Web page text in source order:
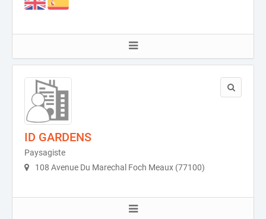
ID GARDENS
Paysagiste
108 Avenue Du Marechal Foch Meaux (77100)